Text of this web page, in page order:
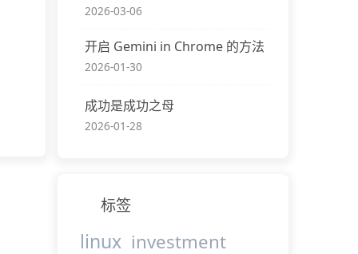
2026-03-06
开启 Gemini in Chrome 的方法
2026-01-30
成功是成功之母
2026-01-28
标签
linux investment